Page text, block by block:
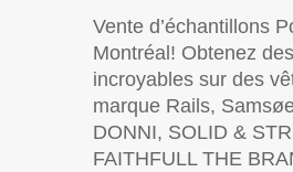
Vente d’échantillons
Montréal! Obtenez
incroyables sur des
marque Rails,
DONNI, SOLID &
FAITHFULL THE